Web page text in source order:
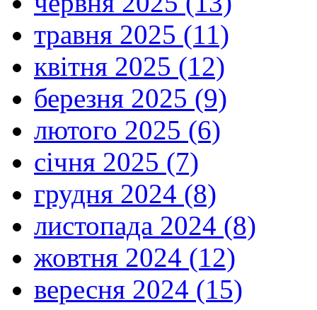
травня 2025 (11)
квітня 2025 (12)
березня 2025 (9)
лютого 2025 (6)
січня 2025 (7)
грудня 2024 (8)
листопада 2024 (8)
жовтня 2024 (12)
вересня 2024 (15)